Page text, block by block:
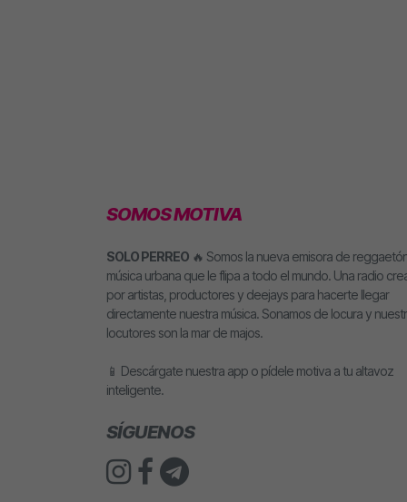
SOMOS MOTIVA
SOLO PERREO 🔥 Somos la nueva emisora de
música urbana que le flipa a todo el mundo. Una radio
por artistas, productores y deejays para hacerte llegar
directamente nuestra música. Sonamos de locura y
locutores son la mar de majos.
📱 Descárgate nuestra app o pídele motiva a tu altavoz
inteligente.
SÍGUENOS